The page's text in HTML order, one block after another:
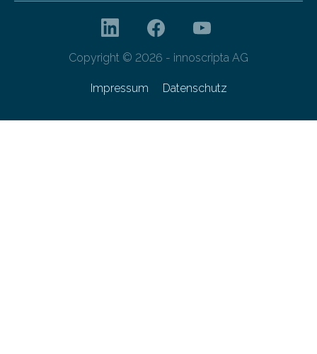
Copyright © 2026 - innoscripta AG
Impressum Datenschutz